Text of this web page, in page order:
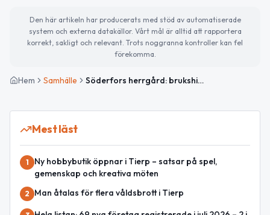
Den här artikeln har producerats med stöd av automatiserade
system och externa datakällor. Vårt mål är alltid att rapportera
korrekt, sakligt och relevant. Trots noggranna kontroller kan fel
förekomma.
Hem Samhälle Söderfors herrgård: brukshistoria och nutid vid Dalälven
Mest läst
1
Ny hobbybutik öppnar i Tierp – satsar på spel,
gemenskap och kreativa möten
2 Man åtalas för flera våldsbrott i Tierp